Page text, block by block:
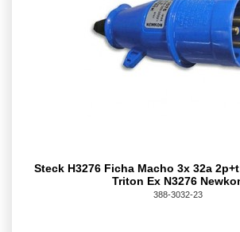
Steck H3276 Ficha Macho 3x 32a
Triton Ex N3276
388-3032-23